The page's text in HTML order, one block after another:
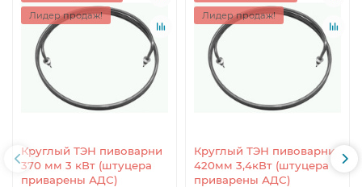
Лидер продаж!
Круглый ТЭН пивоварни
370 мм 3 кВт (штуцера
приварены АДС)
Лидер продаж!
Круглый ТЭН пивоварни
420мм 3,4кВт (штуцера
приварены АДС)